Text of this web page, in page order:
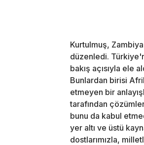
Kurtulmuş,
düzenledi.
bakış açısıyla ele
Bunlardan birisi
etmeyen bir
tarafından
bunu da kabul
yer altı ve üstü
dostlarımızla,